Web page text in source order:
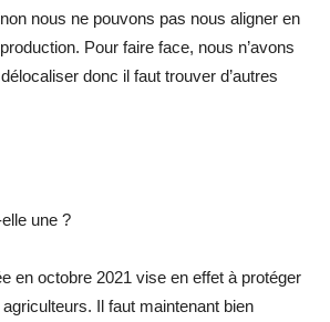
nous ne pouvons pas nous aligner en
Pour faire face, nous n’avons
donc il faut trouver d’autres
une ?
en octobre 2021 vise en effet à protéger
Il faut maintenant bien